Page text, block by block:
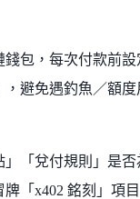
錢包，每次付款前設
，避免遇釣魚／額度
」「兌付規則」是否
「x402 銘刻」項